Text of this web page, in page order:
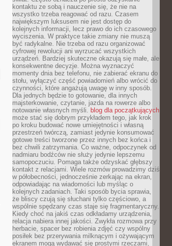
kontaktu ze sobą i nauczenie się, że nie na
wszystko trzeba reagować od razu. Czasem
największym luksusem nie jest dostęp do
kolejnych informacji, lecz prawo do ich czasowego
wyciszenia. W praktyce takie zmiany nie muszą
być radykalne. Nie trzeba od razu organizować
cyfrowej rewolucji ani wyrzucać wszystkich
urządzeń. Bardziej skuteczne okazują się małe, ale
konsekwentne decyzje. Można wyznaczyć
momenty dnia bez telefonu, nie zabierać ekranu do
stołu, wyłączyć część powiadomień albo wrócić do
czynności, które angażują uwagę w inny sposób.
Dla jednych będzie to gotowanie, dla innych
majsterkowanie, czytanie, jazda na rowerze albo
notowanie własnych myśli. blog dla początkujących
może stać się dobrym przykładem tego, jak krok
po kroku budować nowe umiejętności i własną
przestrzeń twórczą, zamiast jedynie konsumować
gotowe treści tworzone przez innych bez końca i
bez chwili zatrzymania. Co ważne, odpoczynek od
nadmiaru bodźców nie służy jedynie lepszemu
samopoczuciu. Pomaga także odzyskać głębszy
kontakt z relacjami. Wiele rozmów prowadzimy dziś
w półobecności, jednocześnie zerkając na ekran,
odpowiadając na wiadomości lub myśląc o
kolejnych zadaniach. Taki sposób bycia sprawia,
że bliscy czują się słuchani tylko częściowo, a
wspólnie spędzany czas staje się fragmentaryczny.
Kiedy choć na jakiś czas odkładamy urządzenia,
relacja nabiera innej jakości. Zwykła rozmowa przy
herbacie, spacer bez robienia zdjęć czy wspólny
posiłek bez przerywania milknącym i ożywającym
ekranem mogą wydawać się prostymi rzeczami,